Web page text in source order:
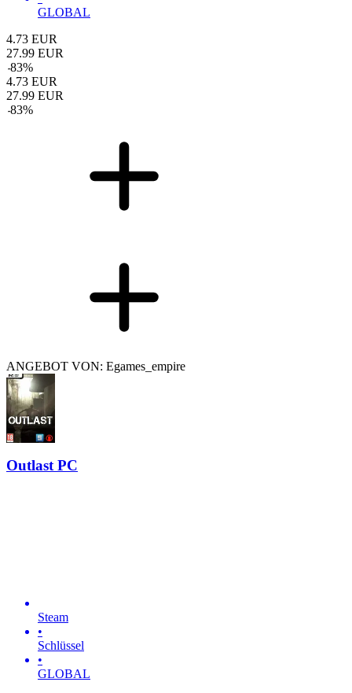
GLOBAL
4.73 EUR
27.99 EUR
-83%
4.73 EUR
27.99 EUR
-83%
ANGEBOT VON: Egames_empire
Outlast PC
Steam
•
Schlüssel
•
GLOBAL